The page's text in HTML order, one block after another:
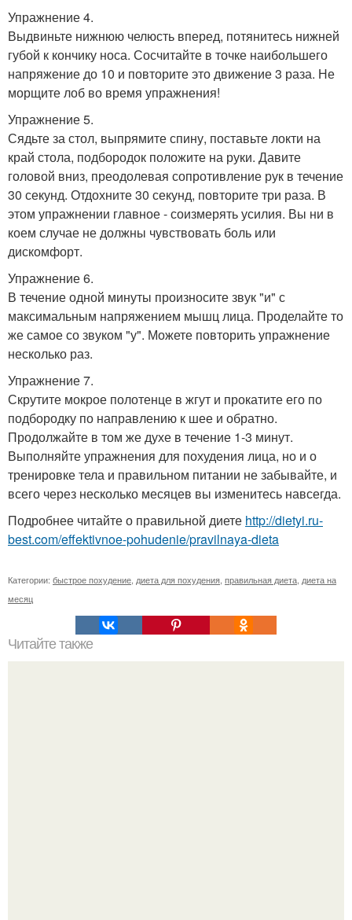
Упражнение 4.
Выдвиньте нижнюю челюсть вперед, потянитесь нижней
губой к кончику носа. Сосчитайте в точке наибольшего
напряжение до 10 и повторите это движение 3 раза. Не
морщите лоб во время упражнения!
Упражнение 5.
Сядьте за стол, выпрямите спину, поставьте локти на
край стола, подбородок положите на руки. Давите
головой вниз, преодолевая сопротивление рук в течение
30 секунд. Отдохните 30 секунд, повторите три раза. В
этом упражнении главное - соизмерять усилия. Вы ни в
коем случае не должны чувствовать боль или
дискомфорт.
Упражнение 6.
В течение одной минуты произносите звук "и" с
максимальным напряжением мышц лица. Проделайте то
же самое со звуком "у". Можете повторить упражнение
несколько раз.
Упражнение 7.
Скрутите мокрое полотенце в жгут и прокатите его по
подбородку по направлению к шее и обратно.
Продолжайте в том же духе в течение 1-3 минут.
Выполняйте упражнения для похудения лица, но и о
тренировке тела и правильном питании не забывайте, и
всего через несколько месяцев вы изменитесь навсегда.
Подробнее читайте о правильной диете http://dietyi.ru-
best.com/effektivnoe-pohudenie/pravilnaya-dieta
Категории: быстрое похудение диета для похудения правильная диета диета на
месяц
Читайте также